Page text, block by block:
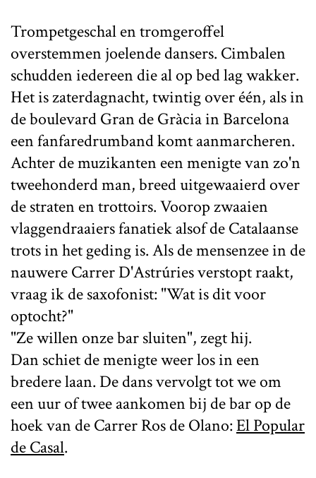
Trompetgeschal en tromgeroffel
overstemmen joelende dansers. Cimbalen
schudden iedereen die al op bed lag wakker.
Het is zaterdagnacht, twintig over één, als in
de boulevard Gran de Gràcia in Barcelona
een fanfaredrumband komt aanmarcheren.
Achter de muzikanten een menigte van zo'n
tweehonderd man, breed uitgewaaierd over
de straten en trottoirs. Voorop zwaaien
vlaggendraaiers fanatiek alsof de Catalaanse
trots in het geding is. Als de mensenzee in de
nauwere Carrer D'Astrúries verstopt raakt,
vraag ik de saxofonist: "Wat is dit voor
optocht?"
"Ze willen onze bar sluiten", zegt hij.
Dan schiet de menigte weer los in een
bredere laan. De dans vervolgt tot we om
een uur of twee aankomen bij de bar op de
hoek van de Carrer Ros de Olano:El Popular
de Casal.